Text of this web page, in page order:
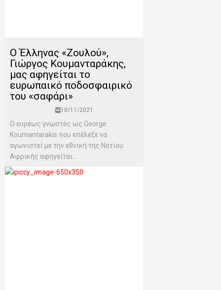
O Έλληνας «Ζουλού»,
Γιώργος Κουμανταράκης,
μας αφηγείται το
ευρωπαικό ποδοσφαιρικό
του «σαφάρι»
10/11/2021
Ο ευρέως γνωστός ως George
Koumantarakis που επέλεξε να
αγωνιστεί με την εθνική της Νοτίου
Αφρικής αφηγείται...